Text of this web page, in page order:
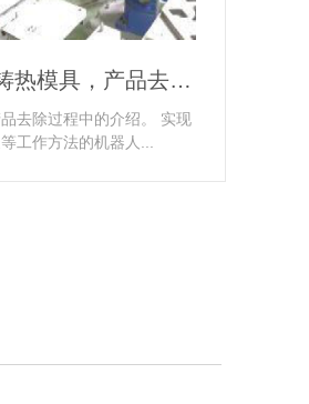
机器人引入模具浇铸热模具，产品去除工艺
去除过程中的介绍。 实现
工作方法的机器人...